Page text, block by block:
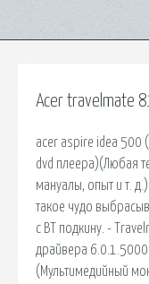
Acer travelmate
acer aspire idea 500
dvd плеера)(Любая
мануалы, опыт и т.
такое чудо
с ВТ подкину. -
драйвера 6.0.1.5000
(Мультимедийный